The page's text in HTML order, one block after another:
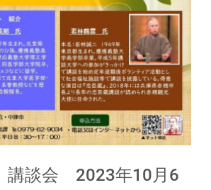
談会 2023年10月6